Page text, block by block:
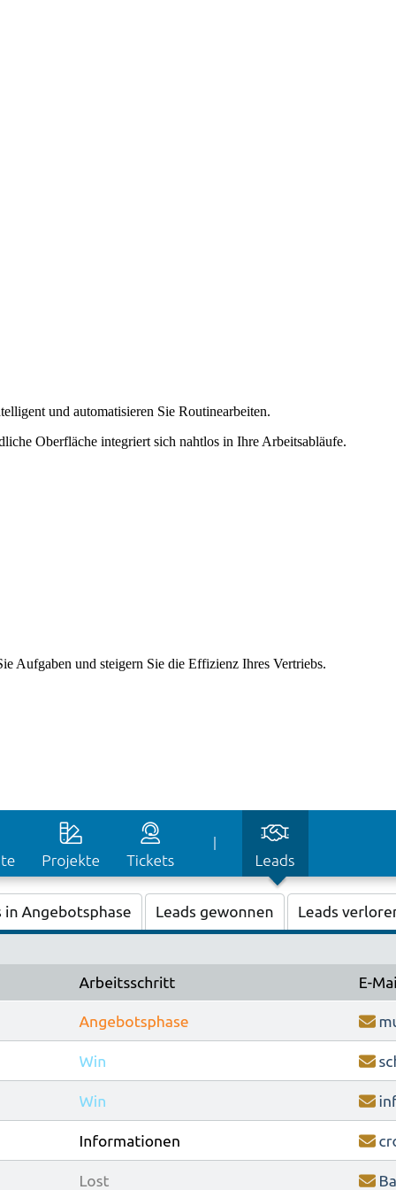
und automatisieren Sie Routinearbeiten.
Oberfläche integriert sich nahtlos in Ihre Arbeitsabläufe.
Aufgaben und steigern Sie die Effizienz Ihres Vertriebs.